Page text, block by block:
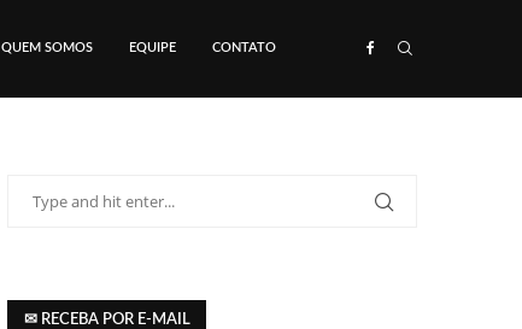
QUEM SOMOS EQUIPE CONTATO
✉ RECEBA POR E-MAIL